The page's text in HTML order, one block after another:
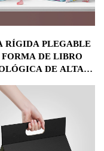
RÍGIDA PLEGABLE
FORMA DE LIBRO
DE ALTA
MATE Y
MAGNÉTICO
EMBALAJE DE
DE VINO Y
VELAS